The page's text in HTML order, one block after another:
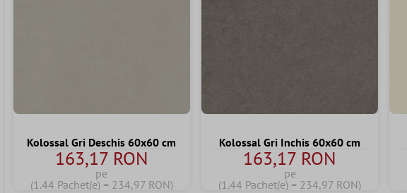
Kolossal Gri Deschis 60x60 cm
163,17 RON
pe
(1.44 Pachet(e) = 234,97 RON)
Kolossal Gri Inchis 60x60 cm
163,17 RON
pe
(1.44 Pachet(e) = 234,97 RON)